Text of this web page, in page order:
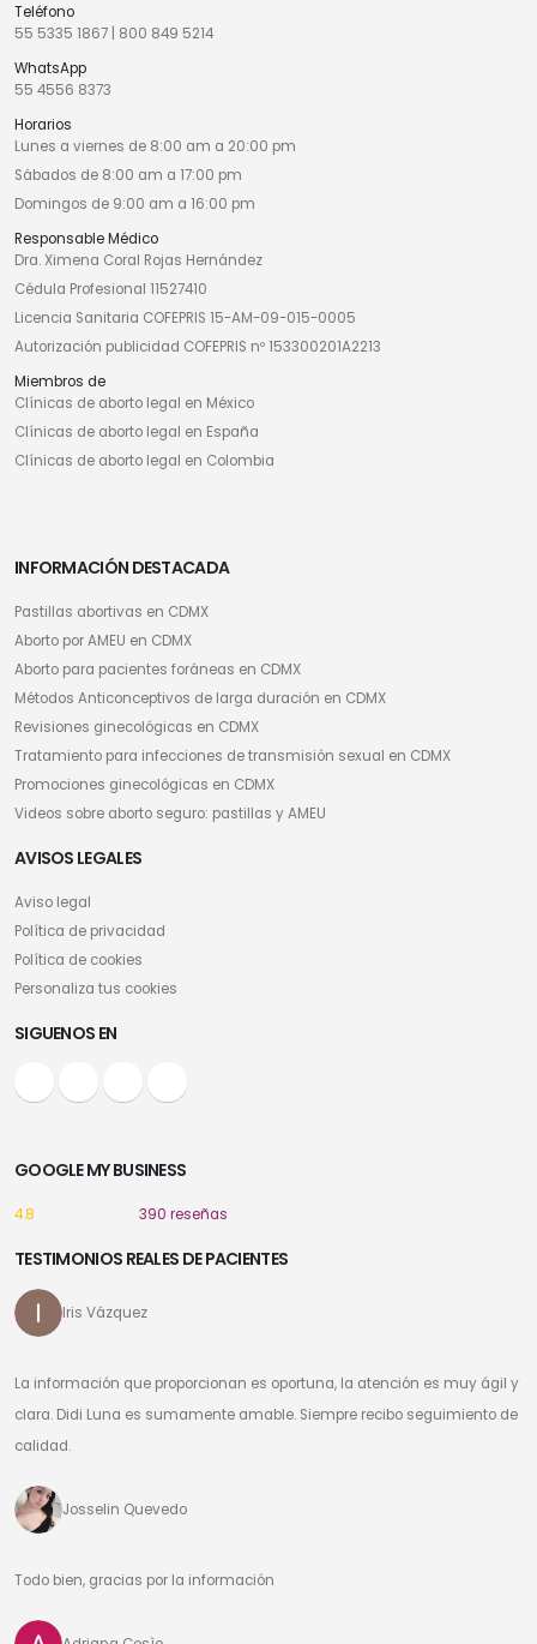
Teléfono
55 5335 1867
800 849 5214
WhatsApp
55 4556 8373
Horarios
Lunes a viernes de 8:00 am a 20:00 pm
Sábados de 8:00 am a 17:00 pm
Domingos de 9:00 am a 16:00 pm
Responsable Médico
Dra. Ximena Coral Rojas Hernández
Cédula Profesional 11527410
Licencia Sanitaria COFEPRIS 15-AM-09-015-0005
Autorización publicidad COFEPRIS nº 153300201A2213
Miembros de
Clínicas de aborto legal en México
Clínicas de aborto legal en España
Clínicas de aborto legal en Colombia
INFORMACIÓN DESTACADA
Pastillas abortivas en CDMX
Aborto por AMEU en CDMX
Aborto para pacientes foráneas en CDMX
Métodos Anticonceptivos de larga duración en CDMX
Revisiones ginecológicas en CDMX
Tratamiento para infecciones de transmisión sexual en CDMX
Promociones ginecológicas en CDMX
Videos sobre aborto seguro: pastillas y AMEU
AVISOS LEGALES
Aviso legal
Política de privacidad
Política de cookies
Personaliza tus cookies
SIGUENOS EN
GOOGLE MY BUSINESS
4.8 390 reseñas
TESTIMONIOS REALES DE PACIENTES
Iris Vázquez
La información que proporcionan es oportuna, la atención es muy ágil y
clara. Didi Luna es sumamente amable. Siempre recibo seguimiento de
calidad.
Josselin Quevedo
Todo bien, gracias por la información